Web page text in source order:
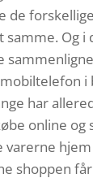
de
Og i
i
har
online og
varerne
shoppen